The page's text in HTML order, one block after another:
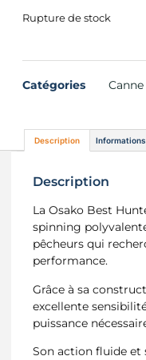
Rupture de stock
Catégories
Description
Description
La Osako Best
spinning
pêcheurs qui
performance.
Grâce à sa
excellente
puissance
Son action fluide et